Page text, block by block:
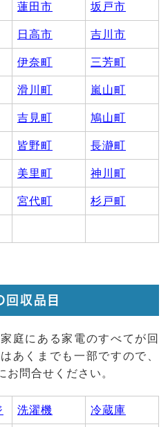
蓮田市 坂戸市
日高市 吉川市
伊奈町 三芳町
滑川町 嵐山町
吉見町 鳩山町
皆野町 長瀞町
美里町 神川町
宮代町 杉戸町
回収品目
庭にある家電のすべてが回
あくまでも一部ですので、
お問合せください。
洗濯機 冷蔵庫